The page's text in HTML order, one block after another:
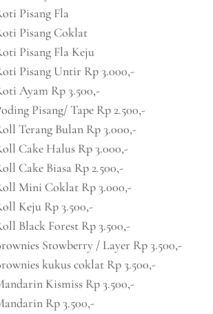
Pisang Fla
Pisang Coklat
Pisang Fla Keju
Pisang Untir Rp 3.000,-
Ayam Rp 3.500,-
Pisang/ Tape Rp 2.500,-
Terang Bulan Rp 3.000,-
Cake Halus Rp 3.000,-
Cake Biasa Rp 2.500,-
Mini Coklat Rp 3.000,-
Keju Rp 3.500,-
Black Forest Rp 3.500,-
Stowberry / Layer Rp 3.500,-
kukus coklat Rp 3.500,-
Kismiss Rp 3.500,-
Rp 3.500,-